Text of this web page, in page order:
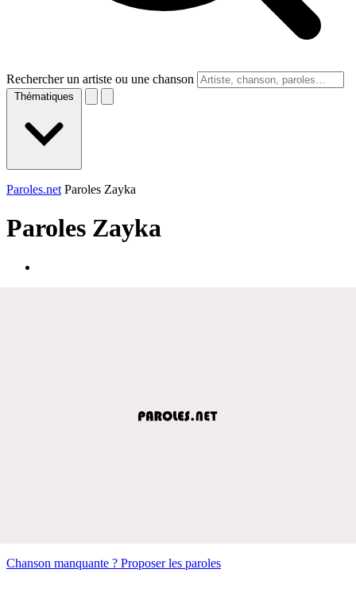
Rechercher un artiste ou une chanson
Thématiques
Paroles.net Paroles Zayka
Paroles Zayka
Chanson manquante ? Proposer les paroles